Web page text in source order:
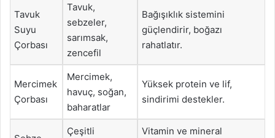
Tavuk
Suyu
Çorbası
Tavuk,
sebzeler,
sarımsak,
zencefil
Bağışıklık sistemini
güçlendirir, boğazı
rahatlatır.
Mercimek
Çorbası
Mercimek,
havuç, soğan,
baharatlar
Yüksek protein ve lif,
sindirimi destekler.
Çeşitli
Vitamin ve mineral